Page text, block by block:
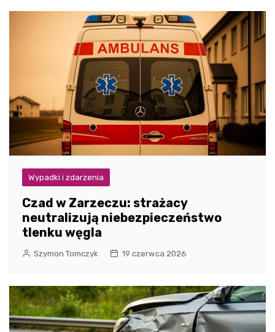
Wypadki i zdarzenia
Czad w Zarzeczu: strażacy
neutralizują niebezpieczeństwo
tlenku węgla
Szymon Tomczyk 19 czerwca 2026